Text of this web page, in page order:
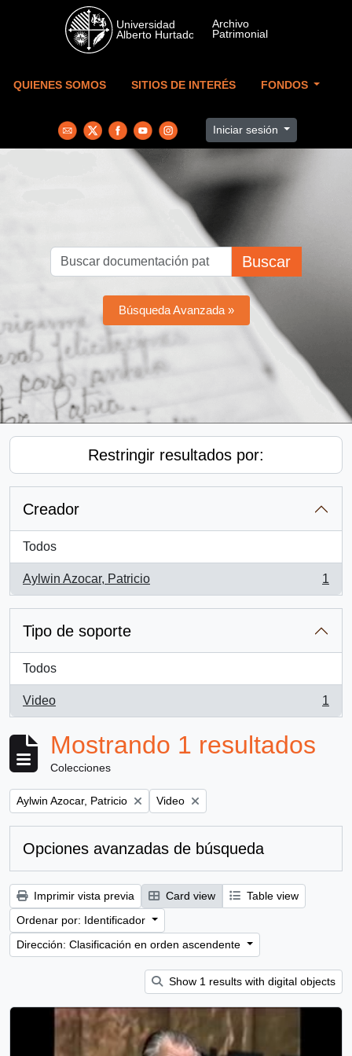
Skip to main content
QUIENES SOMOS SITIOS DE INTERÉS FONDOS
Iniciar sesión
Buscar
Búsqueda Avanzada »
Restringir resultados por:
Creador
Todos
Aylwin Azocar, Patricio
, 1 resultados
1
Tipo de soporte
Todos
Video
, 1 resultados
1
Mostrando 1 resultados
Colecciones
Remove filter:
Aylwin Azocar, Patricio Remove filter:
Video
Opciones avanzadas de búsqueda
Imprimir vista previa Card view
Table view
Ordenar por: Identificador
Dirección: Clasificación en orden ascendente
Show 1 results with digital objects